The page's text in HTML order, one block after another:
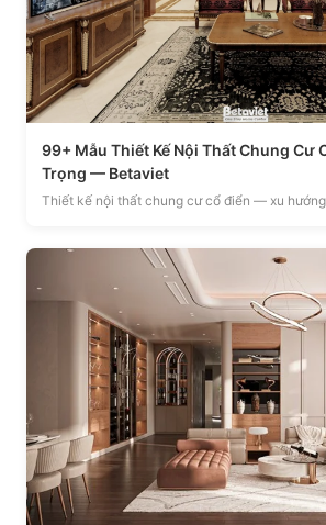
99+ Mẫu Thiết Kế Nội Thất Chung Cư
Trọng — Betaviet
Thiết kế nội thất chung cư cổ điển — xu